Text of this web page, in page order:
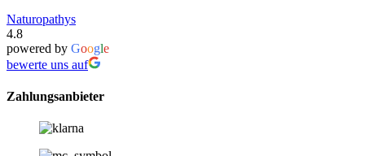
Naturopathys
4.8
powered by Google
bewerte uns auf
Zahlungsanbieter